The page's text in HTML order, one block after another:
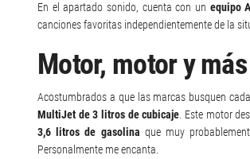
En el apartado sonido, cuenta con un equipo
canciones favoritas independientemente de la
Motor, motor y
Acostumbrados a que las marcas busquen
MultiJet de 3 litros de cubicaje . Este motor
3,6 litros de gasolina que muy
Personalmente me encanta.